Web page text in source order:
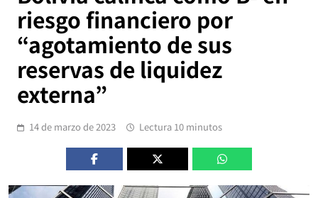
riesgo financiero por
“agotamiento de sus
reservas de liquidez
externa”
14 de marzo de 2023 Lectura 10 minutos